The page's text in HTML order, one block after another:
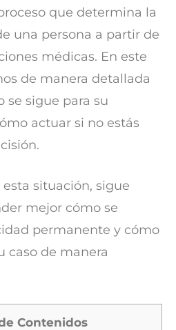
que determina la
una persona a partir de
médicas. En este
de manera detallada
se sigue para su
actuar si no estás
situación, sigue
mejor cómo se
permanente y cómo
caso de manera
Contenidos